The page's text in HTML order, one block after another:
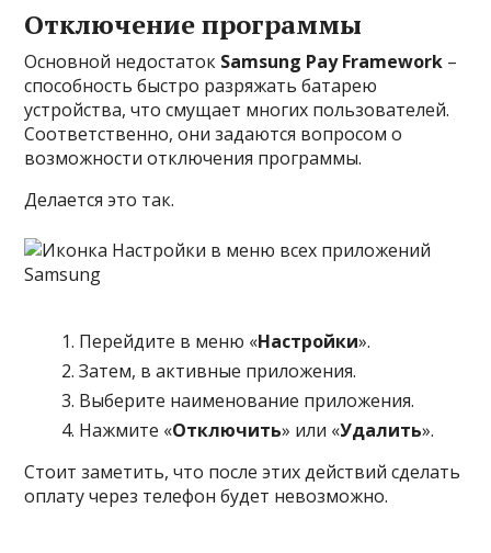
Отключение программы
Основной недостаток Samsung Pay Framework –
способность быстро разряжать батарею
устройства, что смущает многих пользователей.
Соответственно, они задаются вопросом о
возможности отключения программы.
Делается это так.
Перейдите в меню «Настройки».
Затем, в активные приложения.
Выберите наименование приложения.
Нажмите «Отключить» или «Удалить».
Стоит заметить, что после этих действий сделать
оплату через телефон будет невозможно.